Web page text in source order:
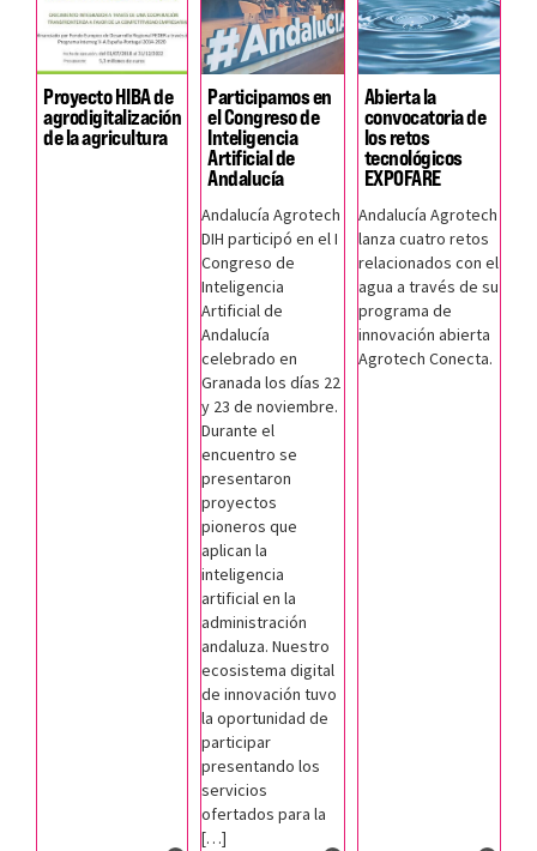
Proyecto HIBA de
agrodigitalización
de la agricultura
Participamos en
el Congreso de
Inteligencia
Artificial de
Andalucía
Andalucía Agrotech
DIH participó en el I
Congreso de
Inteligencia
Artificial de
Andalucía
celebrado en
Granada los días 22
y 23 de noviembre.
Durante el
encuentro se
presentaron
proyectos
pioneros que
aplican la
inteligencia
artificial en la
administración
andaluza. Nuestro
ecosistema digital
de innovación tuvo
la oportunidad de
participar
presentando los
servicios
ofertados para la
[…]
Abierta la
convocatoria de
los retos
tecnológicos
EXPOFARE
Andalucía Agrotech
lanza cuatro retos
relacionados con el
agua a través de su
programa de
innovación abierta
Agrotech Conecta.